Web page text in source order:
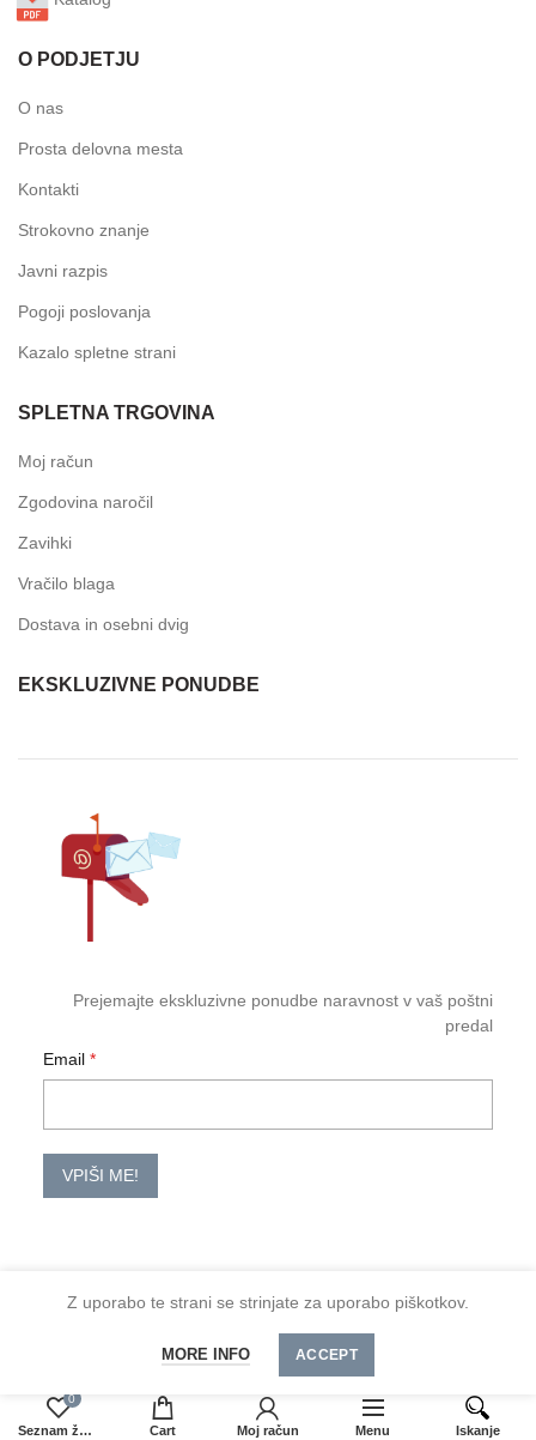
O PODJETJU
O nas
Prosta delovna mesta
Kontakti
Strokovno znanje
Javni razpis
Pogoji poslovanja
Kazalo spletne strani
SPLETNA TRGOVINA
Moj račun
Zgodovina naročil
Zavihki
Vračilo blaga
Dostava in osebni dvig
EKSKLUZIVNE PONUDBE
Prejemajte ekskluzivne ponudbe naravnost v vaš poštni
predal
Email
VPIŠI ME!
2026 TM-HoReCa
0
Seznam želja Cart Moj račun Menu Iskanje
Spoštovani kupci, minimalno naročilo je 30 €
Z uporabo te strani se strinjate za uporabo piškotkov.
MORE INFO ACCEPT
DODAJ V KOŠARICO